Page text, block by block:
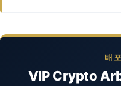
배
VIP Crypto